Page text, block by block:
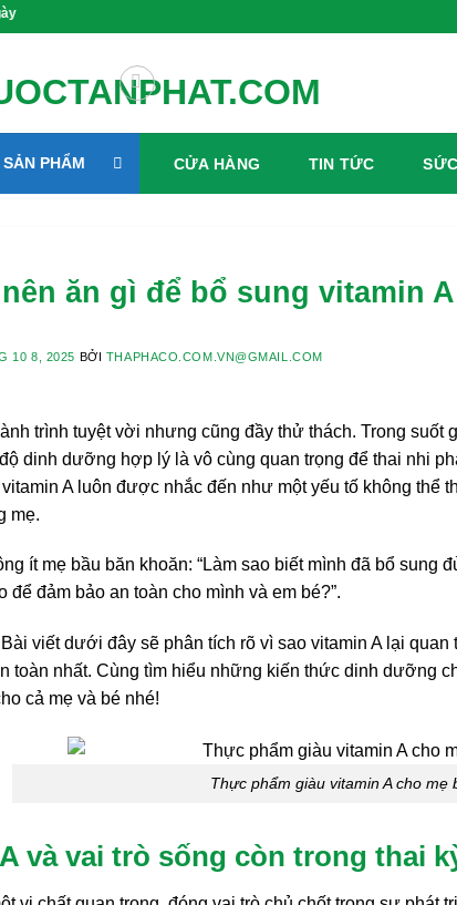
PHẨM CỬA HÀNG TIN TỨC
ăn gì để bổ sung vitamin
10 8, 2025 BỞI THAPHACO.COM.VN@GMAIL.COM
trình tuyệt vời nhưng cũng đầy thử thách. Trong suốt
dinh dưỡng hợp lý là vô cùng quan trọng để thai nhi
A luôn được nhắc đến như một yếu tố không thể
mẹ.
ít mẹ bầu băn khoăn: “Làm sao biết mình đã bổ sung
để đảm bảo an toàn cho mình và em bé?”.
viết dưới đây sẽ phân tích rõ vì sao vitamin A lại quan
toàn nhất. Cùng tìm hiểu những kiến thức dinh dưỡng
cả mẹ và bé nhé!
Thực phẩm giàu vitamin A cho mẹ
và vai trò sống còn trong thai